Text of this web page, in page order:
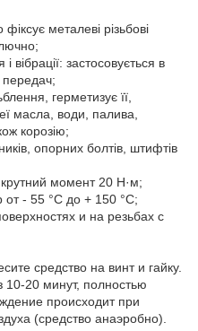
металеві різьбові
вібрації: застосовується в
передач;
герметизує її,
масла, води, палива,
корозію;
опорних болтів, штифтів
момент 20 Н·м;
- 55 °C до + 150 °C;
и на резьбах с
средство на винт и гайку.
20 минут, полностью
происходит при
(средство анаэробно).